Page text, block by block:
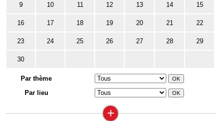
9 10 11 12 13 14 15
16 17 18 19 20 21 22
23 24 25 26 27 28 29
30
Par thème
Par lieu
+